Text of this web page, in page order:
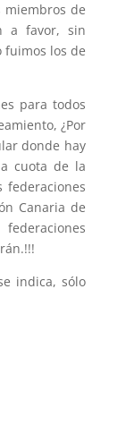
miembros de
a favor, sin
fuimos los de
para todos
¿Por
donde hay
cuota de la
federaciones
Canaria de
indica, sólo